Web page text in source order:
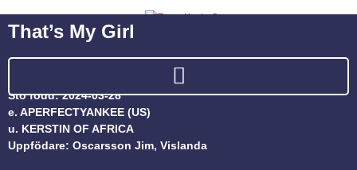
That’s My Girl
Sto född: 2024-03-28
e. APERFECTYANKEE (US)
u. KERSTIN OF AFRICA
Uppfödare: Oscarsson Jim, Vislanda